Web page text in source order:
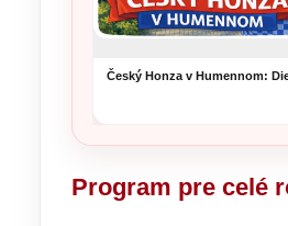
Český Honza v Humennom:
Program pre celé